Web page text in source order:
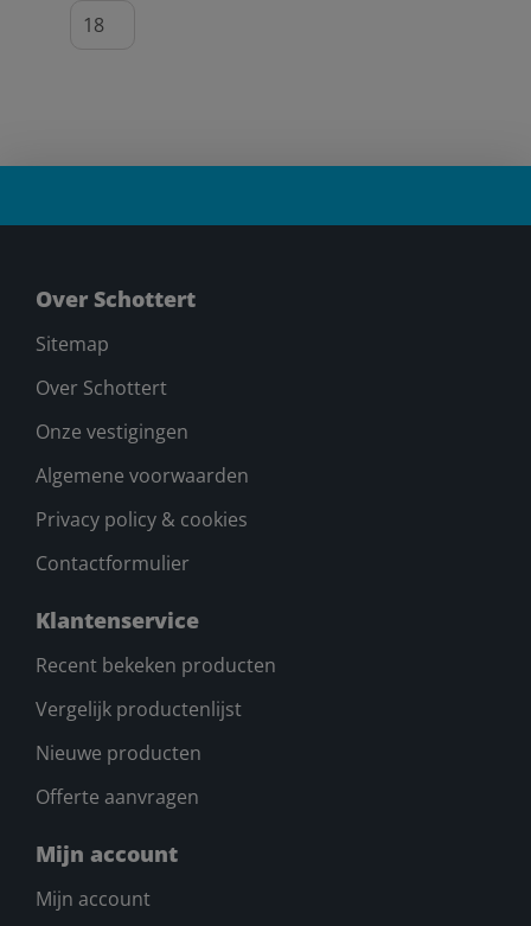
Over Schottert
Sitemap
Over Schottert
Onze vestigingen
Algemene voorwaarden
Privacy policy & cookies
Contactformulier
Klantenservice
Recent bekeken producten
Vergelijk productenlijst
Nieuwe producten
Offerte aanvragen
Mijn account
Mijn account